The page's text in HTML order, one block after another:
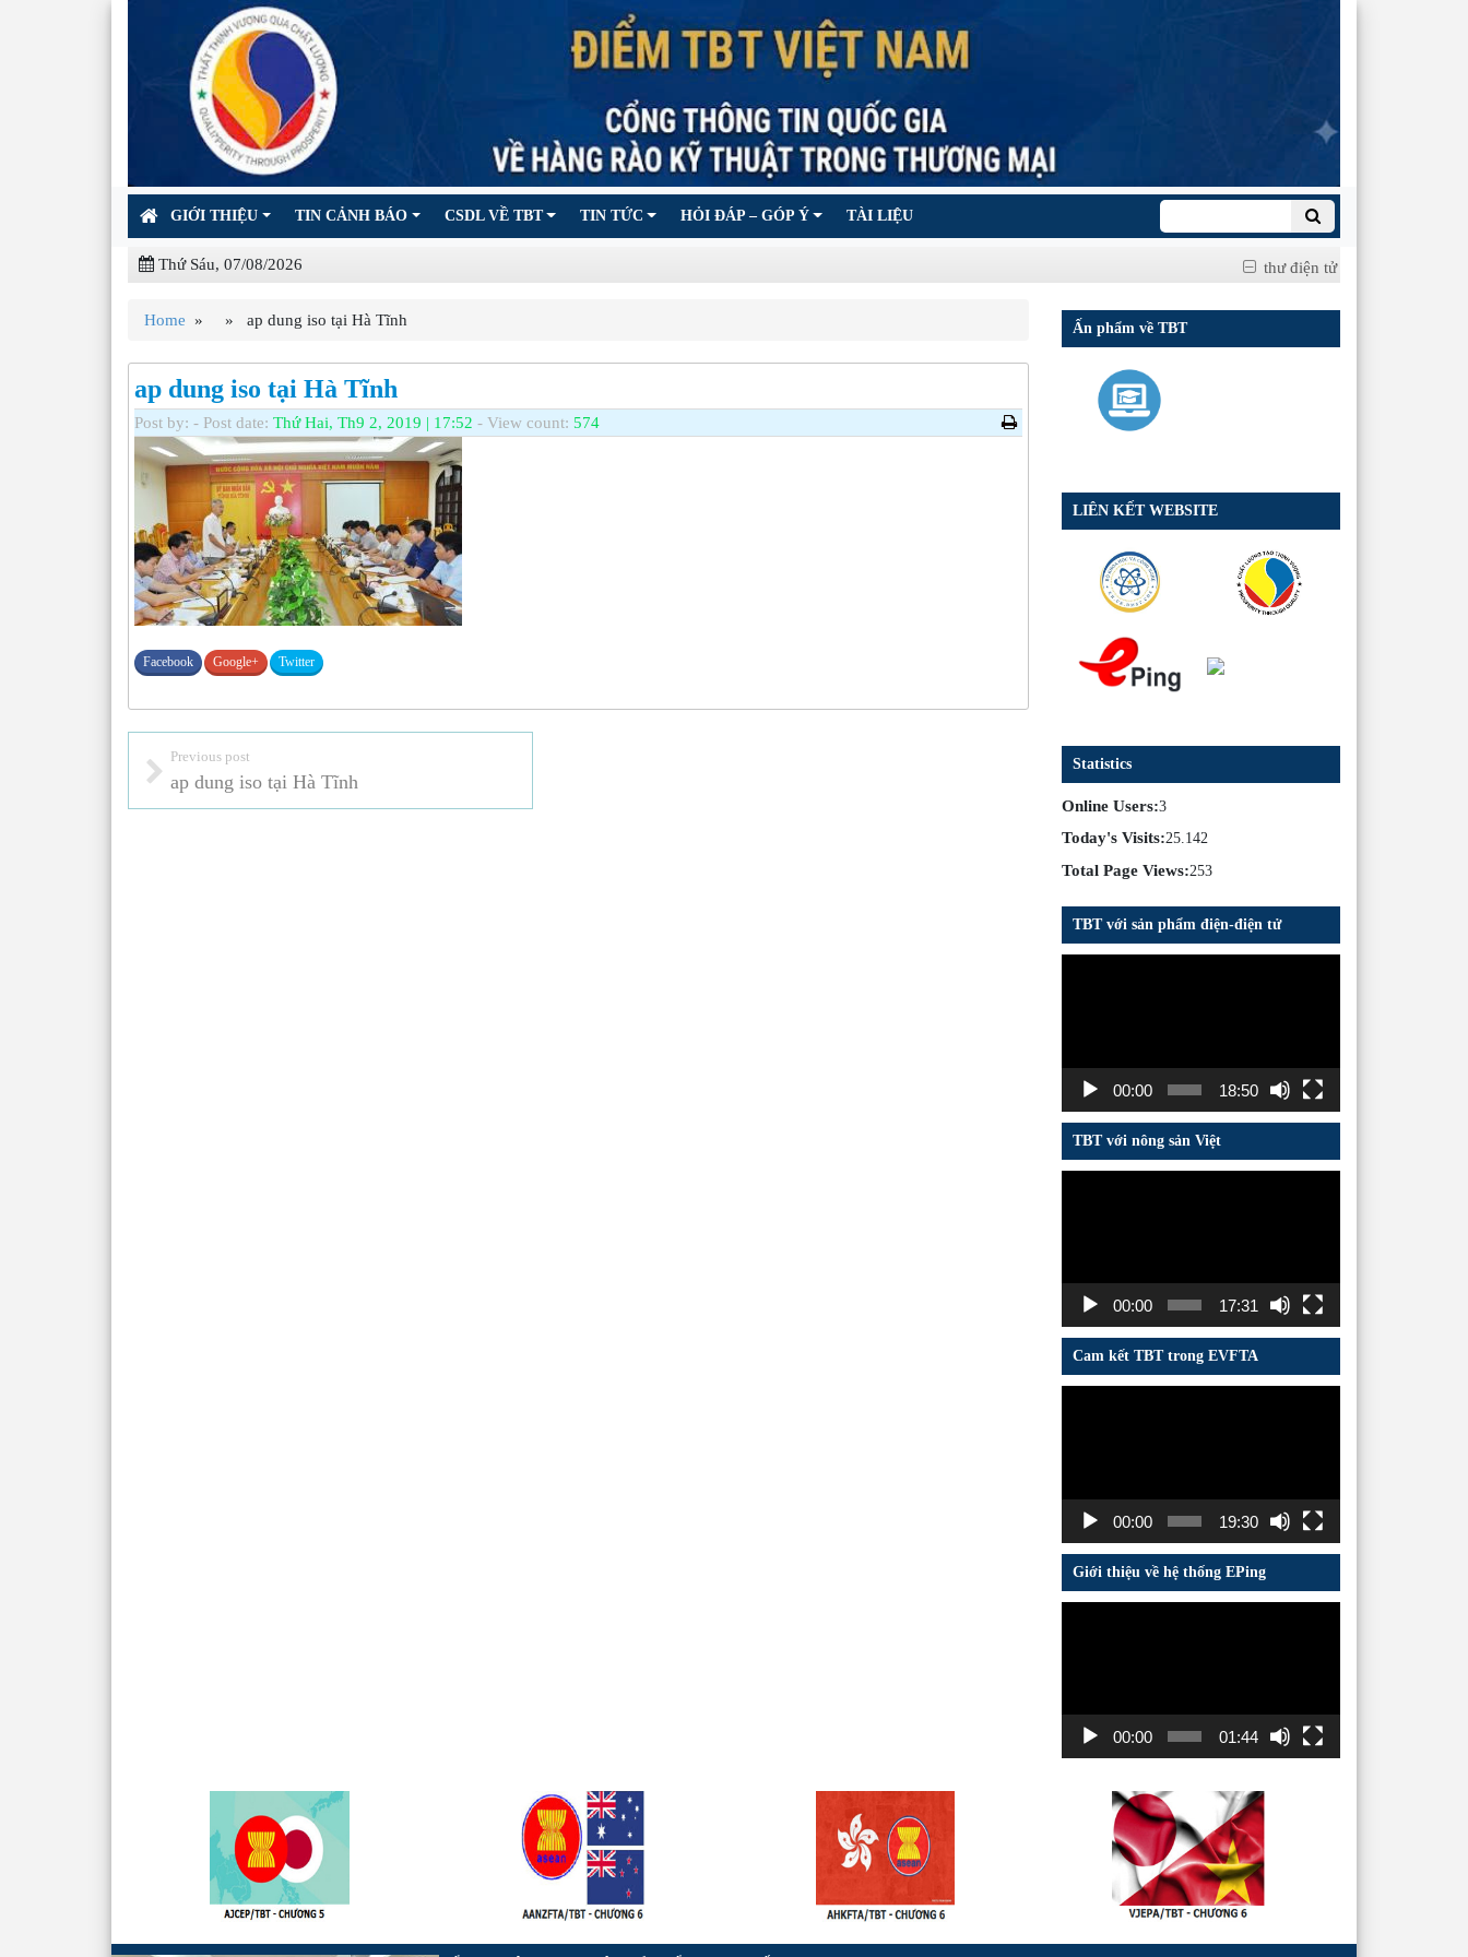
GIỚI THIỆU TIN CẢNH BÁO CSDL VỀ TBT TIN TỨC HỎI ĐÁP – GÓP Ý TÀI LIỆU
Thứ Sáu, 07/08/2026 thư điện tử
Home » » ap dung iso tại Hà Tĩnh
ap dung iso tại Hà Tĩnh
Post by: - Post date: Thứ Hai, Th9 2, 2019 | 17:52 - View count: 574
Facebook Google+ Twitter
Previous post
ap dung iso tại Hà Tĩnh
Ấn phẩm về TBT
LIÊN KẾT WEBSITE
Statistics
Online Users:3
Today's Visits:25.142
Total Page Views:253
TBT với sản phẩm điện-điện tử
00:00 18:50
TBT với nông sản Việt
00:00 17:31
Cam kết TBT trong EVFTA
00:00 19:30
Giới thiệu về hệ thống EPing
00:00 01:44